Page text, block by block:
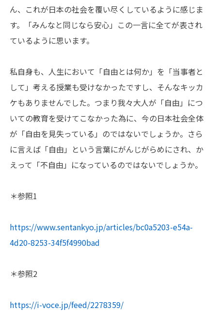
ん、これが日本の社会を覆い尽くしているように感じま
す。「みんなと同じなら安心」この一言に全てが表され
ているように思います。
私自身も、人生において「自由とは何か」を「当事者と
して」考える授業も受けなかったですし、そんなキッカ
ケもありませんでした。つまり我々大人が「自由」につ
いての教育を受けてこなかった為に、今の日本社会全体
が「自由を見失っている」のではないでしょうか。さら
に言えば「自由」という言葉にがんじがらめにされ、か
えって「不自由」になっているのではないでしょうか。
＊参照1
https://www.sentankyo.jp/articles/bc0a5203-e54a-
4d20-8253-34f5f4990bad
＊参照2
https://i-voce.jp/feed/2278359/